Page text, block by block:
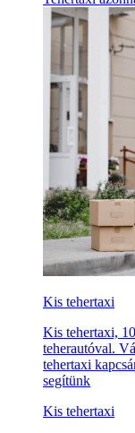
Kis tehertaxi
Kis tehertaxi,
teherautóval.
tehertaxi
segítünk
Kis tehertaxi